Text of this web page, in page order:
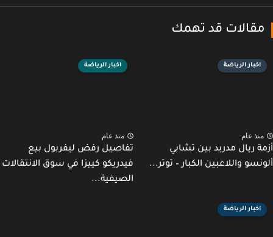
قد تهمك
اخبار الرياضة
عام
ريال مدريد بين تشابي
واللاعبين الكبار – توتر...
اخبار الرياضة
منذ عام
تفاصيل رفض ليفربول بيع
فيدريكو كييزا في سوق الانتقالات
الصيفية...
اخبار الرياضة